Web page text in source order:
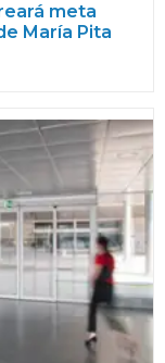
meta
María Pita